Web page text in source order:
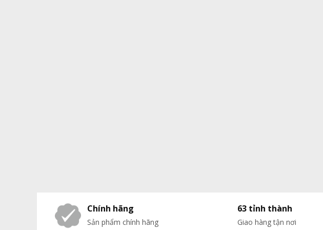
Chính hãng
Sản phẩm chính hãng
63 tỉnh thành
Giao hàng tận nơi